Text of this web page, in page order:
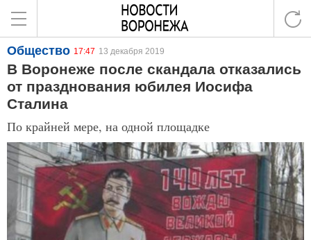
Общество 17:47 13 декабря 2019
В Воронеже после скандала отказались
от празднования юбилея Иосифа
Сталина
По крайней мере, на одной площадке